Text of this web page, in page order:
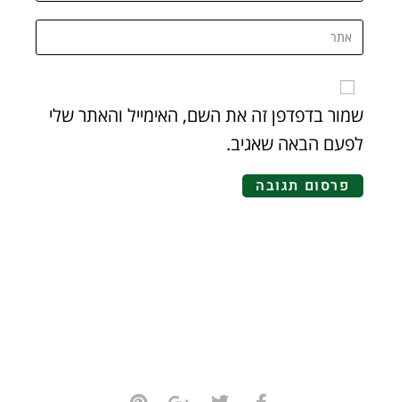
שמור בדפדפן זה את השם, האימייל והאתר שלי
לפעם הבאה שאגיב.